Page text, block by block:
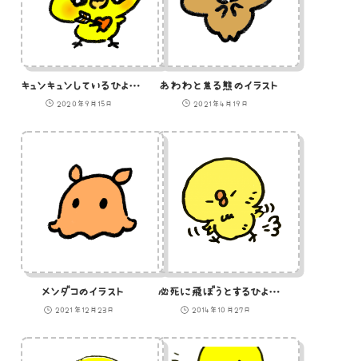
キュンキュンしているひよこのイラスト
2020年9月15日
あわわと焦る熊のイラスト
2021年4月19日
メンダコのイラスト
2021年12月23日
必死に飛ぼうとするひよこのイラスト
2014年10月27日